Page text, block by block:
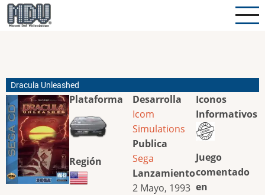
Pasar
al
Dracula Unleashed
Plataforma
Región
Desarrolla
Icom
Simulations
Publica
Sega
Lanzamiento
2 Mayo, 1993
Iconos
Informativos
Juego
comentado
en